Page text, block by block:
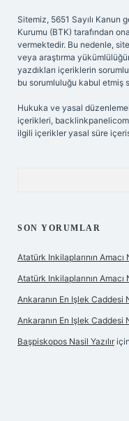
Sitemiz, 5651 Sayılı Kanun
Kurumu (BTK) tarafından
vermektedir. Bu nedenle,
veya araştırma
yazdıkları içeriklerin
bu sorumluluğu kabul etmiş
Hukuka ve yasal
içerikleri,
ilgili içerikler yasal süre
SON YORUMLAR
Atatürk Inkilaplarının Amacı
Atatürk Inkilaplarının Amacı
Ankaranın En Işlek Caddesi
Ankaranın En Işlek Caddesi
Başpiskopos Nasil Yazılır için